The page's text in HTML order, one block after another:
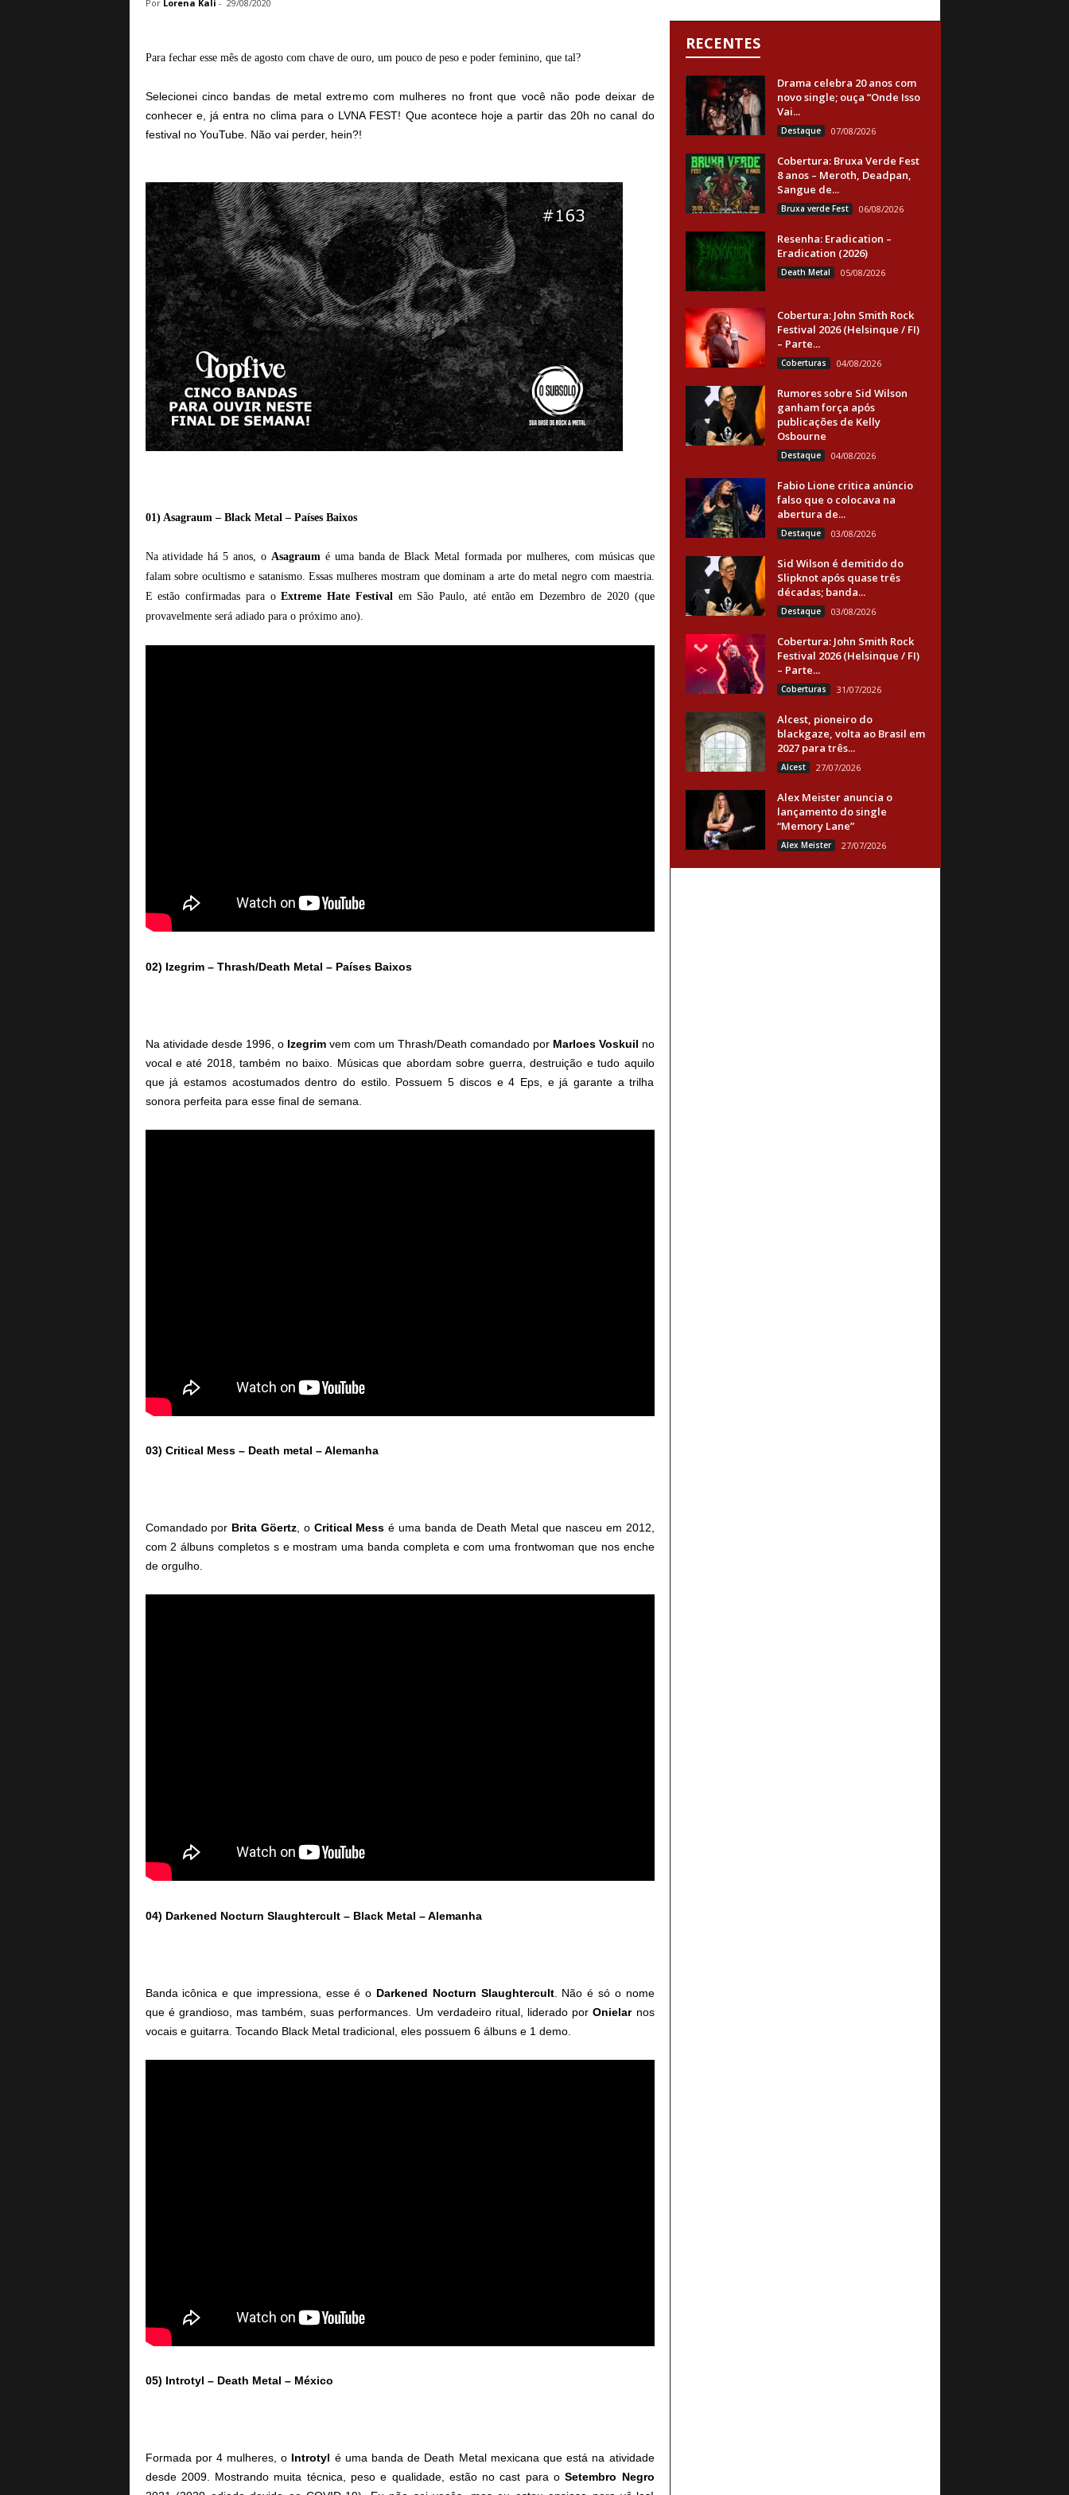
Por Lorena Kali - 29/08/2020
Para fechar esse mês de agosto com chave de ouro, um pouco de peso e poder feminino, que tal?
Selecionei cinco bandas de metal extremo com mulheres no front que você não pode deixar de
conhecer e, já entra no clima para o LVNA FEST! Que acontece hoje a partir das 20h no canal do
festival no YouTube. Não vai perder, hein?!
01) Asagraum – Black Metal – Países Baixos
Na atividade há 5 anos, o Asagraum é uma banda de Black Metal formada por mulheres, com músicas que
falam sobre ocultismo e satanismo. Essas mulheres mostram que dominam a arte do metal negro com maestria.
E estão confirmadas para oExtreme Hate Festival em São Paulo, até então em Dezembro de 2020 (que
provavelmente será adiado para o próximo ano).
02) Izegrim – Thrash/Death Metal – Países Baixos
Na atividade desde 1996, o Izegrimvem com um Thrash/Death comandado por Marloes Voskuil no
vocal e até 2018, também no baixo. Músicas que abordam sobre guerra, destruição e tudo aquilo
que já estamos acostumados dentro do estilo. Possuem 5 discos e 4 Eps, e já garante a trilha
sonora perfeita para esse final de semana.
03) Critical Mess – Death metal – Alemanha
Comandado por Brita Göertz, o Critical Messé uma banda de Death Metal que nasceu em 2012,
com 2 álbuns completos s e mostram uma banda completa e com uma frontwoman que nos enche
de orgulho.
04) Darkened Nocturn Slaughtercult – Black Metal – Alemanha
Banda icônica e que impressiona, esse é o Darkened Nocturn Slaughtercult. Não é só o nome
que é grandioso, mas também, suas performances. Um verdadeiro ritual, liderado porOnielar nos
vocais e guitarra. Tocando Black Metal tradicional, eles possuem 6 álbuns e 1 demo.
05) Introtyl – Death Metal – México
Formada por 4 mulheres, o Introtyl é uma banda de Death Metal mexicana que está na atividade
desde 2009. Mostrando muita técnica, peso e qualidade, estão no cast para oSetembro Negro
RECENTES
Drama celebra 20 anos com
novo single; ouça “Onde Isso
Vai...
Destaque 07/08/2026
Cobertura: Bruxa Verde Fest
8 anos – Meroth, Deadpan,
Sangue de...
Bruxa verde Fest 06/08/2026
Resenha: Eradication –
Eradication (2026)
Death Metal 05/08/2026
Cobertura: John Smith Rock
Festival 2026 (Helsinque / FI)
– Parte...
Coberturas 04/08/2026
Rumores sobre Sid Wilson
ganham força após
publicações de Kelly
Osbourne
Destaque 04/08/2026
Fabio Lione critica anúncio
falso que o colocava na
abertura de...
Destaque 03/08/2026
Sid Wilson é demitido do
Slipknot após quase três
décadas; banda...
Destaque 03/08/2026
Cobertura: John Smith Rock
Festival 2026 (Helsinque / FI)
– Parte...
Coberturas 31/07/2026
Alcest, pioneiro do
blackgaze, volta ao Brasil em
2027 para três...
Alcest 27/07/2026
Alex Meister anuncia o
lançamento do single
“Memory Lane”
Alex Meister 27/07/2026